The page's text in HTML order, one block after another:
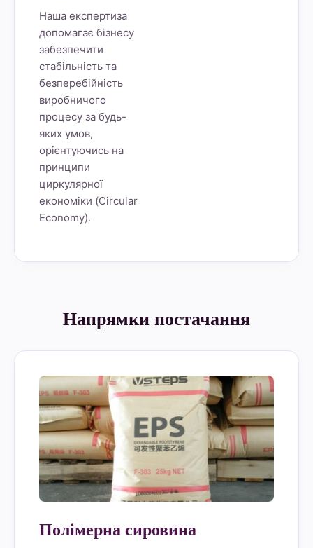
Наша експертиза
допомагає бізнесу
забезпечити
стабільність та
безперебійність
виробничого
процесу за будь-
яких умов,
орієнтуючись на
принципи
циркулярної
економіки (Circular
Economy).
Напрямки постачання
Полімерна сировина